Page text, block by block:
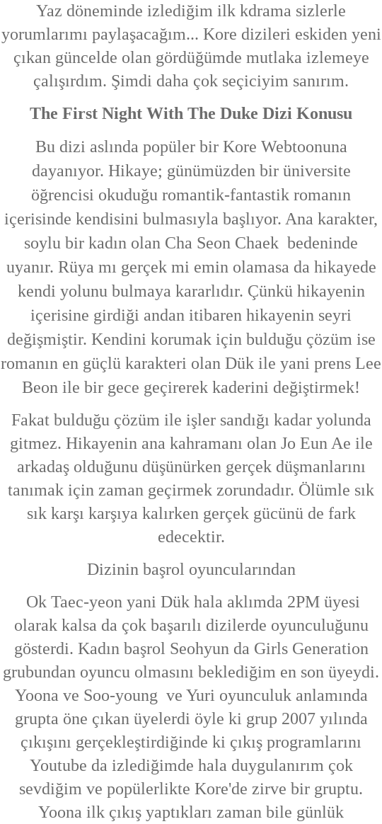
Yaz döneminde izlediğim ilk kdrama sizlerle
yorumlarımı paylaşacağım... Kore dizileri eskiden yeni
çıkan güncelde olan gördüğümde mutlaka izlemeye
çalışırdım. Şimdi daha çok seçiciyim sanırım.
The First Night With The Duke Dizi Konusu
Bu dizi aslında popüler bir Kore Webtoonuna
dayanıyor. Hikaye; günümüzden bir üniversite
öğrencisi okuduğu romantik-fantastik romanın
içerisinde kendisini bulmasıyla başlıyor. Ana karakter,
soylu bir kadın olan Cha Seon Chaek bedeninde
uyanır. Rüya mı gerçek mi emin olamasa da hikayede
kendi yolunu bulmaya kararlıdır. Çünkü hikayenin
içerisine girdiği andan itibaren hikayenin seyri
değişmiştir. Kendini korumak için bulduğu çözüm ise
romanın en güçlü karakteri olan Dük ile yani prens Lee
Beon ile bir gece geçirerek kaderini değiştirmek!
Fakat bulduğu çözüm ile işler sandığı kadar yolunda
gitmez. Hikayenin ana kahramanı olan Jo Eun Ae ile
arkadaş olduğunu düşünürken gerçek düşmanlarını
tanımak için zaman geçirmek zorundadır. Ölümle sık
sık karşı karşıya kalırken gerçek gücünü de fark
edecektir.
Dizinin başrol oyuncularından
Ok Taec-yeon yani Dük hala aklımda 2PM üyesi
olarak kalsa da çok başarılı dizilerde oyunculuğunu
gösterdi. Kadın başrol Seohyun da Girls Generation
grubundan oyuncu olmasını beklediğim en son üyeydi.
Yoona ve Soo-young ve Yuri oyunculuk anlamında
grupta öne çıkan üyelerdi öyle ki grup 2007 yılında
çıkışını gerçekleştirdiğinde ki çıkış programlarını
Youtube da izlediğimde hala duygulanırım çok
sevdiğim ve popülerlikte Kore'de zirve bir gruptu.
Yoona ilk çıkış yaptıkları zaman bile günlük